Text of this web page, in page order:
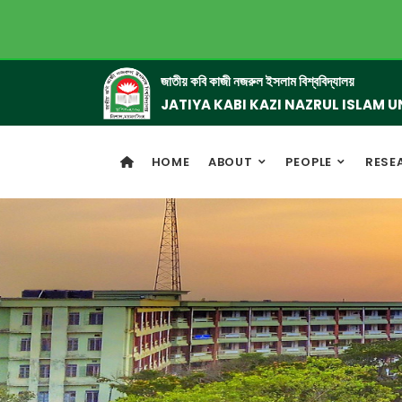
জাতীয় কবি কাজী নজরুল ইসলাম বিশ্ববিদ্যালয়
JATIYA KABI KAZI NAZRUL ISLAM
HOME ABOUT PEOPLE